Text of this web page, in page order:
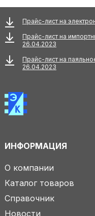
Прайс-лист на
Прайс-лист на
26.04.2023
Прайс-лист на
26.04.2023
ИНФОРМАЦИЯ
О компании
Каталог товаров
Справочник
Новости